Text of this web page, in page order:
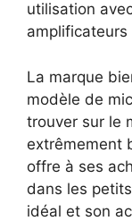
utilisation
La marque
modèle de
trouver sur le
extrêmement
offre à ses
dans les
idéal et son